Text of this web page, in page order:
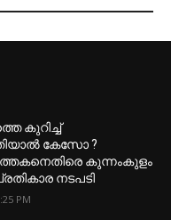
കുറിച്ച്
കേസോ ?
കുന്നംകുളം
നടപടി
PM